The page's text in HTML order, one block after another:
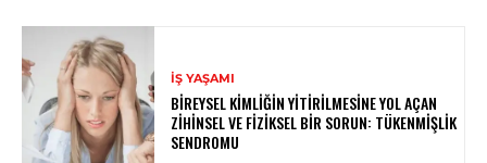
İŞ YAŞAMI
BIREYSEL KIMLIĞIN YITIRILMESINE YOL AÇAN
ZIHINSEL VE FIZIKSEL BIR SORUN: TÜKENMIŞLIK
SENDROMU